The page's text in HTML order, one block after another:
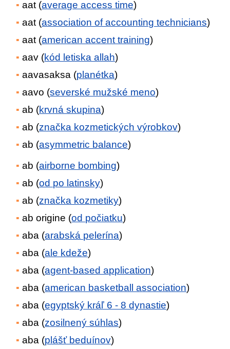
aat (average access time)
aat (association of accounting technicians)
aat (american accent training)
aav (kód letiska allah)
aavasaksa (planétka)
aavo (severské mužské meno)
ab (krvná skupina)
ab (značka kozmetických výrobkov)
ab (asymmetric balance)
ab (airborne bombing)
ab (od po latinsky)
ab (značka kozmetiky)
ab origine (od počiatku)
aba (arabská pelerína)
aba (ale kdeže)
aba (agent-based application)
aba (american basketball association)
aba (egyptský kráľ 6 - 8 dynastie)
aba (zosilnený súhlas)
aba (plášť beduínov)